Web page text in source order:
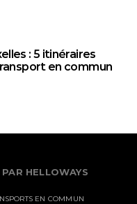
: 5 itinéraires
en commun
HELLOWAYS
EN COMMUN